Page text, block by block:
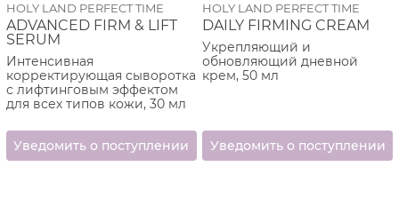
HOLY LAND PERFECT TIME
ADVANCED FIRM & LIFT
SERUM
Интенсивная
корректирующая сыворотка
с лифтинговым эффектом
для всех типов кожи, 30 мл
HOLY LAND PERFECT TIME
DAILY FIRMING CREAM
Укрепляющий и
обновляющий дневной
крем, 50 мл